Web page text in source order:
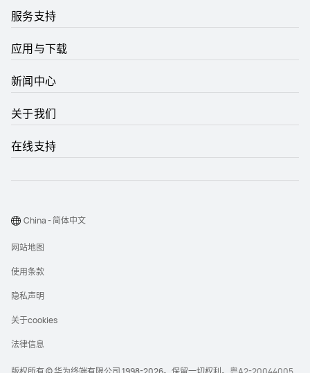
服务支持
应用与下载
新闻中心
关于我们
在线支持
网站地图
使用条款
隐私声明
关于cookies
法律信息
China - 简体中文